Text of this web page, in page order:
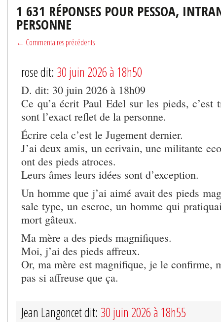
1 631 RÉPONSES POUR PESSOA,
PERSONNE
← Commentaires précédents
rose dit: 30 juin 2026 à 18h50
D. dit: 30 juin 2026 à 18h09
Ce qu’a écrit Paul Edel sur les pieds, c’est
sont l’exact reflet de la personne.
Écrire cela c’est le Jugement dernier.
J’ai deux amis, un ecrivain, une militante
ont des pieds atroces.
Leurs âmes leurs idées sont d’exception.
Un homme que j’ai aimé avait des pieds
sale type, un escroc, un homme qui
mort gâteux.
Ma mère a des pieds magnifiques.
Moi, j’ai des pieds affreux.
Or, ma mère est magnifique, je le confirme,
pas si affreuse que ça.
Jean Langoncet dit: 30 juin 2026 à 18h55